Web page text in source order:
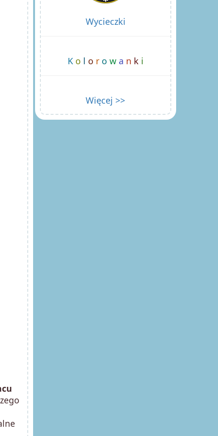
Wycieczki
K o l o r o w a n k i
Więcej >>